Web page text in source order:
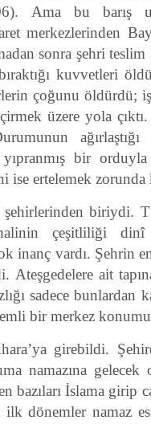
Ama bu barış
merkezlerinden
sonra şehri teslim
kuvvetleri
çoğunu öldürdü;
üzere yola
ağırlaştığı
bir
ise ertelemek zorunda
şehirlerinden biriydi.
çeşitliliği dinî
inanç vardı. Şehrin
Ateşgedelere ait
sadece bunlardan
bir merkez
girebildi.
namazına gelecek
bazıları İslama girip
dönemler namaz